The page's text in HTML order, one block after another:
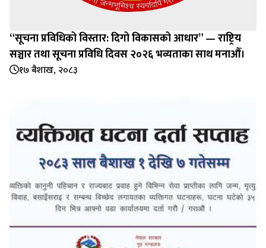
“सूचना प्रविधिको विस्तार: दिगो विकासको आधार” — राष्ट्रिय
सञ्चार तथा सूचना प्रविधि दिवस २०२६ भव्यताका साथ मनाऔँ।
१७ बैशाख, २०८३